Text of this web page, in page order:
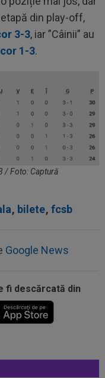
din play-off,
3-3, iar ”Câinii” au
1-3.
/ Foto: Captură
, bilete, fcsb
Google News
fi descărcată din
la colț pe Mo
la meciul